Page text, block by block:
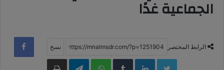
الجماعية غدًا
الرابط المختصر
LinkedIn
WhatsApp
Telegramطباعة